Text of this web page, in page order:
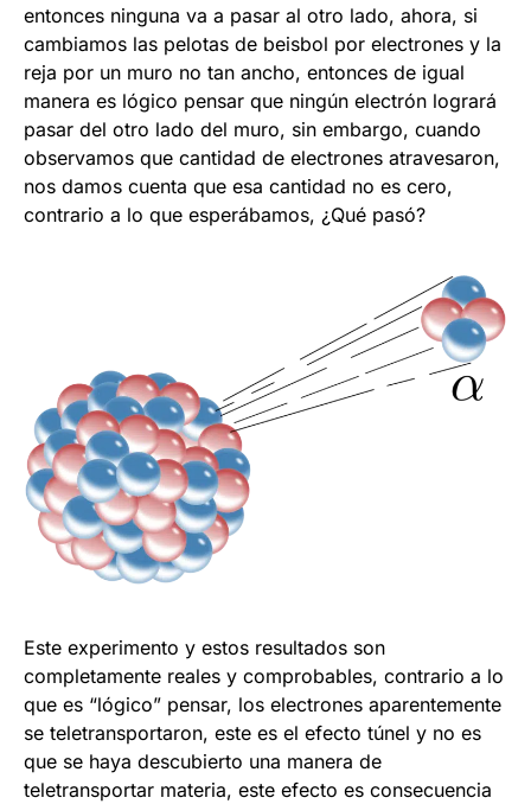
entonces ninguna va a pasar al otro lado, ahora, si
cambiamos las pelotas de beisbol por electrones y la
reja por un muro no tan ancho, entonces de igual
manera es lógico pensar que ningún electrón logrará
pasar del otro lado del muro, sin embargo, cuando
observamos que cantidad de electrones atravesaron,
nos damos cuenta que esa cantidad no es cero,
contrario a lo que esperábamos, ¿Qué pasó?
Este experimento y estos resultados son
completamente reales y comprobables, contrario a lo
que es “lógico” pensar, los electrones aparentemente
se teletransportaron, este es el efecto túnel y no es
que se haya descubierto una manera de
teletransportar materia, este efecto es consecuencia